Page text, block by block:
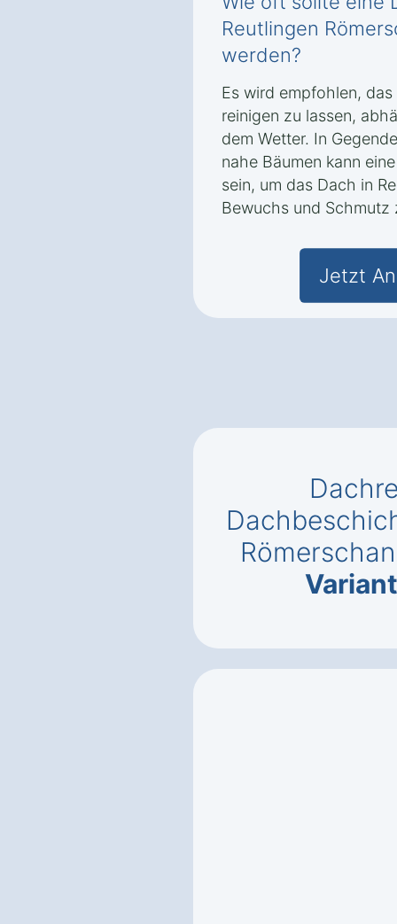
Reutlingen
werden?
Es wird empfohlen,
reinigen zu lassen,
dem Wetter. In
nahe Bäumen kann
sein, um das Dach in
Bewuchs und Schmutz
Jetzt